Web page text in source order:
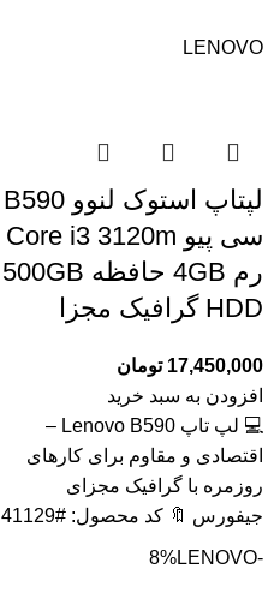
LENOVO
لپتاپ استوک لنوو B590
سی پیو Core i3 3120m
رم 4GB حافظه 500GB
HDD گرافیک مجزا
17,450,000 تومان
افزودن به سبد خرید
💻 لپ تاپ Lenovo B590 –
اقتصادی و مقاوم برای کارهای
روزمره با گرافیک مجزای
جیفورس 🔖 کد محصول: #41129
-8%
LENOVO